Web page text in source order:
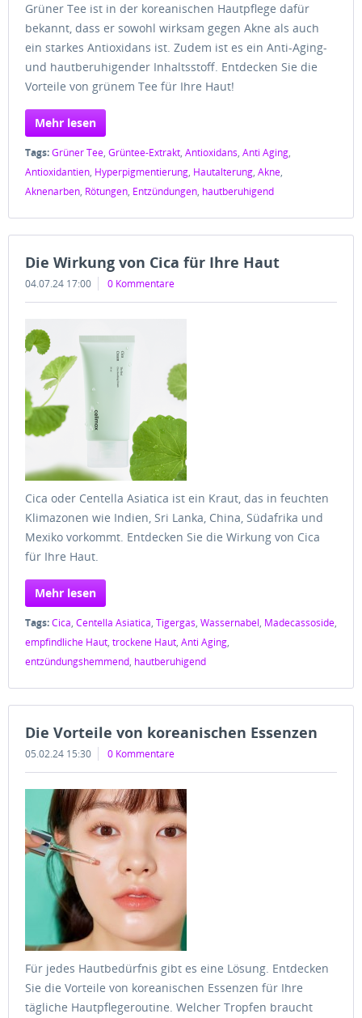
Grüner Tee ist in der koreanischen Hautpflege dafür
bekannt, dass er sowohl wirksam gegen Akne als auch
ein starkes Antioxidans ist. Zudem ist es ein Anti-Aging-
und hautberuhigender Inhaltsstoff. Entdecken Sie die
Vorteile von grünem Tee für Ihre Haut!
Mehr lesen
Tags:Grüner Tee, Grüntee-Extrakt, Antioxidans, Anti Aging,
Antioxidantien, Hyperpigmentierung, Hautalterung, Akne,
Aknenarben, Rötungen, Entzündungen, hautberuhigend
Die Wirkung von Cica für Ihre Haut
04.07.24 17:00 0 Kommentare
Cica oder Centella Asiatica ist ein Kraut, das in feuchten
Klimazonen wie Indien, Sri Lanka, China, Südafrika und
Mexiko vorkommt. Entdecken Sie die Wirkung von Cica
für Ihre Haut.
Mehr lesen
Tags:Cica, Centella Asiatica, Tigergas, Wassernabel, Madecassoside,
empfindliche Haut, trockene Haut, Anti Aging,
entzündungshemmend, hautberuhigend
Die Vorteile von koreanischen Essenzen
05.02.24 15:30 0 Kommentare
Für jedes Hautbedürfnis gibt es eine Lösung. Entdecken
Sie die Vorteile von koreanischen Essenzen für Ihre
tägliche Hautpflegeroutine. Welcher Tropfen braucht